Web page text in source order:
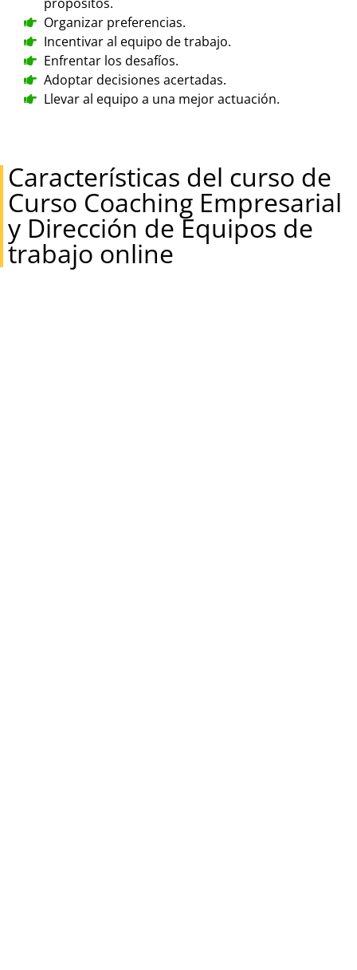
Organizar preferencias.
Incentivar al equipo de trabajo.
Enfrentar los desafíos.
Adoptar decisiones acertadas.
Llevar al equipo a una mejor actuación.
Características del curso de
Curso Coaching Empresarial
y Dirección de Equipos de
trabajo online